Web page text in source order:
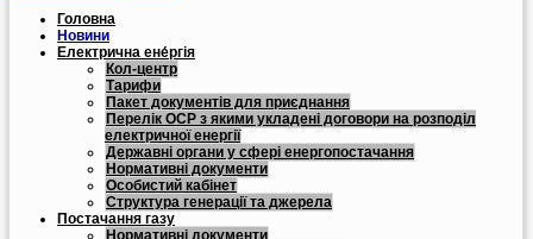
Головна
Новини
Електрична ене́ргія
Кол-центр
Тарифи
Пакет документів для приєднання
Перелік ОСР з якими укладені договори на розподіл
електричної енергії
Державні органи у сфері енергопостачання
Нормативні документи
Особистий кабінет
Структура генерації та джерела
Постачання газу
Нормативні документи